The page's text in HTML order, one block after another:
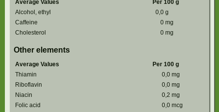
Average Values
Per 100 g
Alcohol, ethyl
0,0 g
Caffeine
0 mg
Cholesterol
0 mg
Other elements
Average Values
Per 100 g
Thiamin
0,0 mg
Riboflavin
0,0 mg
Niacin
0,2 mg
Folic acid
0,0 mcg